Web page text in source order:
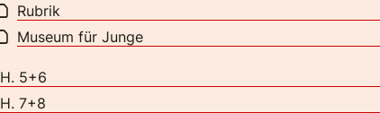
Rubrik
Museum für Junge
H. 5+6
H. 7+8